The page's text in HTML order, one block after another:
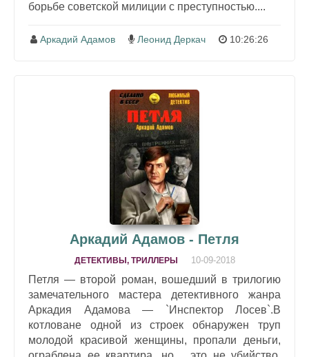
борьбе советской милиции с преступностью....
Аркадий Адамов Леонид Деркач 10:26:26
Аркадий Адамов - Петля
ДЕТЕКТИВЫ, ТРИЛЛЕРЫ 10-09-2018
Петля — второй роман, вошедший в трилогию
замечательного мастера детективного жанра
Аркадия Адамова — `Инспектор Лосев`.В
котловане одной из строек обнаружен труп
молодой красивой женщины, пропали деньги,